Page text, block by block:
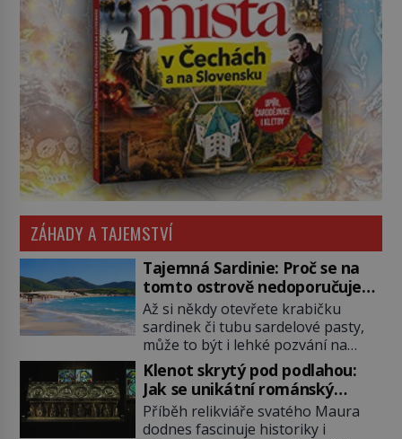
ZÁHADY A TAJEMSTVÍ
Tajemná Sardinie: Proč se na
tomto ostrově nedoporučuje
pytlovat „mořské brambory“?
Až si někdy otevřete krabičku
sardinek či tubu sardelové pasty,
může to být i lehké pozvání na
cestu do srdce Středozemního
moře, na ostrov hrdých Sardů.
Věděli jste, že to byl právě italský
ostrov Sardinie, jenž těmto
produktům moře propůjčil své
Klenot skrytý pod podlahou:
Jak se unikátní románský
poklad dostal do zapadlého
Bečova?
Příběh relikviáře svatého Maura
dodnes fascinuje historiky i